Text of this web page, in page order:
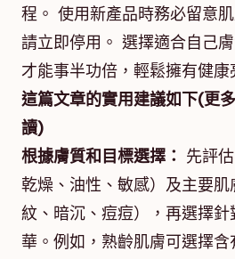
程。 使用新產品時務必留意
請立即停用。 選擇適合自己
才能事半功倍，輕鬆擁有健康
這篇文章的實用建議如下(更
讀)
根據膚質和目標選擇： 先評
乾燥、油性、敏感）及主要
紋、暗沉、痘痘），再選擇
華。例如，熟齡肌膚可選擇